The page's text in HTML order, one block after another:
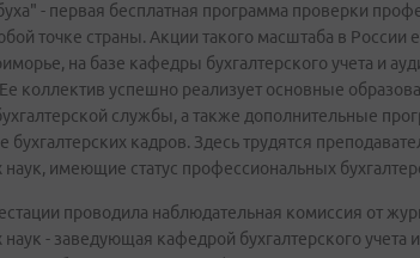
- первая бесплатная программа проверки
точке страны. Акции такого масштаба в
на базе кафедры бухгалтерского учета и
коллектив успешно реализует основные
службы, а также дополнительные
бухгалтерских кадров. Здесь трудятся
наук, имеющие статус профессиональных
проводила наблюдательная комиссия от
- заведующая кафедрой бухгалтерского учета